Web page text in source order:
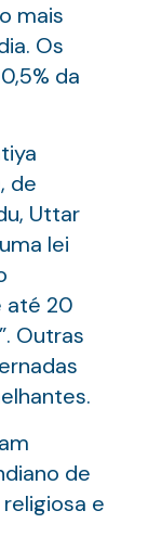
mais
Os
da
de
Uttar
lei
até 20
Outras
de
e